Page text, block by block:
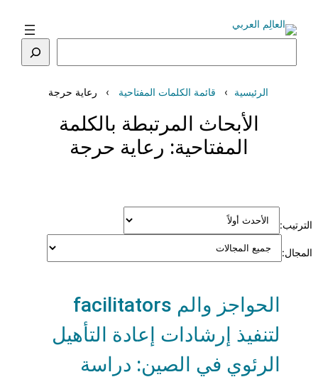
المحتوى
الرئيسية قائمة الكلمات المفتاحية رعاية حرجة
الأبحاث المرتبطة بالكلمة
المفتاحية: رعاية حرجة
الترتيب:
المجال:
الحواجز والم facilitators
لتنفيذ إرشادات إعادة التأهيل
الرئوي في الصين: دراسة